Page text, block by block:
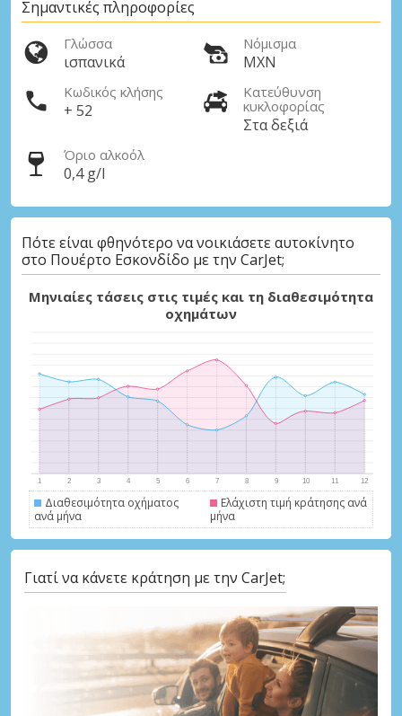
Μεγάλες εξοικονομήσεις
Αποκτήστε πρόσβαση σε αποκλειστικές
προσφορές συνεργατών
Σύνδεση με eLink
Σημαντικές πληροφορίες
Γλώσσα
ισπανικά
Νόμισμα
MXN
Κωδικός κλήσης
+ 52
Κατεύθυνση
κυκλοφορίας
Στα δεξιά
Όριο αλκοόλ
0,4 g/l
Πότε είναι φθηνότερο να νοικιάσετε αυτοκίνητο
στο Πουέρτο Εσκονδίδο με την CarJet;
Μηνιαίες τάσεις στις τιμές και τη διαθεσιμότητα
οχημάτων
Διαθεσιμότητα οχήματος
ανά μήνα
Ελάχιστη τιμή κράτησης ανά
μήνα
Γιατί να κάνετε κράτηση με την CarJet;